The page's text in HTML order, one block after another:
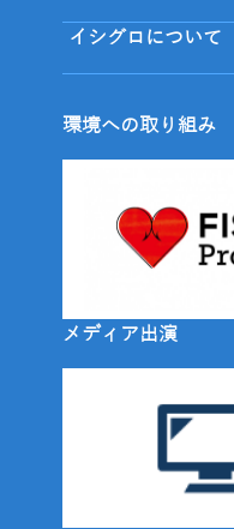
イシグロについて
環境への取り組み
メディア出演